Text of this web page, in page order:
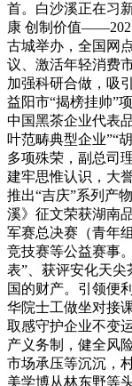
首。白沙溪正在习
康 创制价值
古城举办，全国网
议、激活年轻消费
加强科研合做，吸
益阳市“揭榜挂帅”
中国黑茶企业代表
叶范畴典型企业”“
多项殊荣，副总司
建牢思惟认识，大
推出“吉庆”系列产
溪》征文荣获湖南
军赛总决赛（青年
竞技赛等公益赛事
表”、获评安化天
国的财产。引领便
华院士工做坐对接
取感守护企业不变
产义务制，健全风
市场承压等沉沉，
美学博从林东野等